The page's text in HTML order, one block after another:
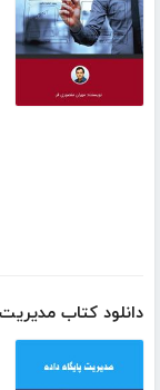
دانلود کتاب مدیریت